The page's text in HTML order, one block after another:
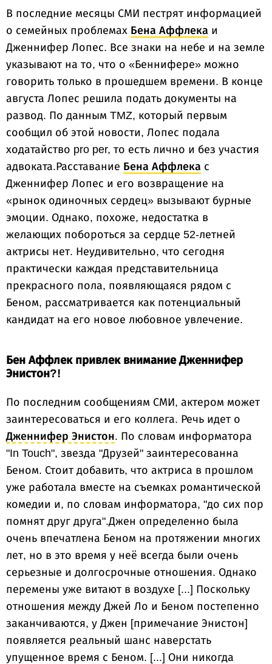
В последние месяцы СМИ пестрят информацией
о семейных проблемах Бена Аффлека и
Дженнифер Лопес. Все знаки на небе и на земле
указывают на то, что о «Беннифере» можно
говорить только в прошедшем времени. В конце
августа Лопес решила подать документы на
развод. По данным TMZ, который первым
сообщил об этой новости, Лопес подала
ходатайство pro per, то есть лично и без участия
адвоката.Расставание Бена Аффлека с
Дженнифер Лопес и его возвращение на
«рынок одиночных сердец» вызывают бурные
эмоции. Однако, похоже, недостатка в
желающих побороться за сердце 52-летней
актрисы нет. Неудивительно, что сегодня
практически каждая представительница
прекрасного пола, появляющаяся рядом с
Беном, рассматривается как потенциальный
кандидат на его новое любовное увлечение.
Бен Аффлек привлек внимание Дженнифер
Энистон?!
По последним сообщениям СМИ, актером может
заинтересоваться и его коллега. Речь идет о
Дженнифер Энистон. По словам информатора
"In Touch", звезда "Друзей" заинтересованна
Беном. Стоит добавить, что актриса в прошлом
уже работала вместе на съемках романтической
комедии и, по словам информатора, "до сих пор
помнят друг друга".Джен определенно была
очень впечатлена Беном на протяжении многих
лет, но в это время у неё всегда были очень
серьезные и долгосрочные отношения. Однако
перемены уже витают в воздухе [...] Поскольку
отношения между Джей Ло и Беном постепенно
заканчиваются, у Джен [примечание Энистон]
появляется реальный шанс наверстать
упущенное время с Беном. [...] Они никогда